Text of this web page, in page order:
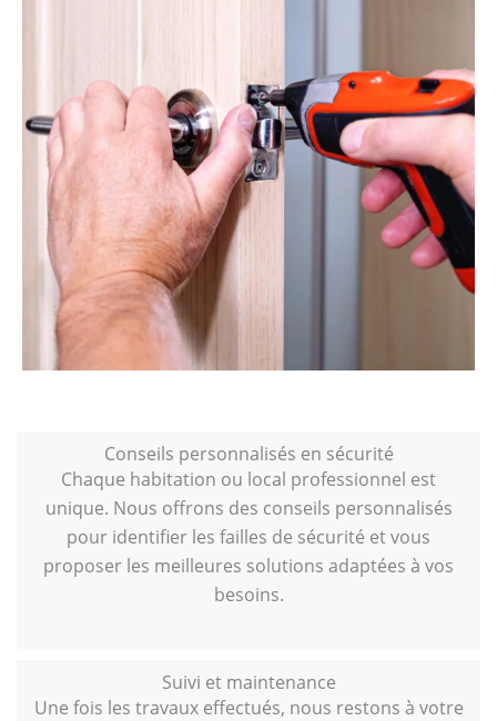
Conseils personnalisés en sécurité
Chaque habitation ou local professionnel est
unique. Nous offrons des conseils personnalisés
pour identifier les failles de sécurité et vous
proposer les meilleures solutions adaptées à vos
besoins.
Suivi et maintenance
Une fois les travaux effectués, nous restons à votre